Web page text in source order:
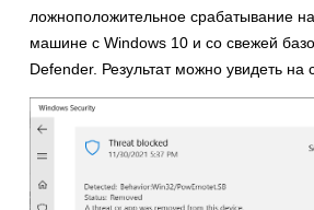
ложноположительное срабатывание
машине с Windows 10 и со свежей
Defender. Результат можно увидеть на